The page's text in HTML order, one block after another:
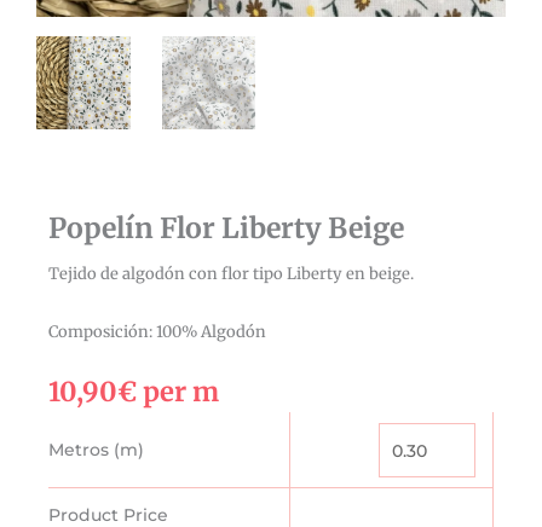
Popelín Flor Liberty Beige
Tejido de algodón con flor tipo Liberty en beige.
Composición: 100% Algodón
10,90€per m
Metros (m)
Product Price
Flor
Liberty
Beige